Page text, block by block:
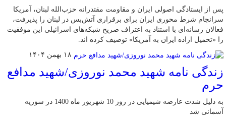
پس از ایستادگی اصولی ایران و مقاومت مقتدرانه حزب‌الله لبنان، آمریکا
سرانجام شرط محوری ایران برای برقراری آتش‌بس در لبنان را پذیرفت،
فعالان رسانه‌ای با استناد به اعتراف صریح شبکه‌های اسرائیلی این موفقیت
را «تحمیل اراده ایران به آمریکا» توصیف کرده اند.
۱۸ بهمن ۱۴۰۴
زندگی نامه شهید محمد نوروزی/شهید مدافع
حرم
به دلیل شدت عارضه شیمیایی در روز 10 شهریور ماه 1400 در سوریه
آسمانی شد